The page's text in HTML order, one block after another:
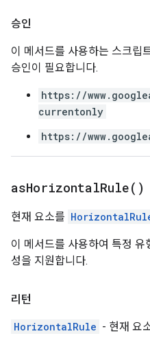
승인
이 메서드를 사용하는 스크립
승인이 필요합니다.
https://
currentonly
https://
asHorizontalRule( )
현재 요소를
이 메서드를 사용하여 특정
성을 지원합니다.
리턴
HorizontalRule - 현재 요